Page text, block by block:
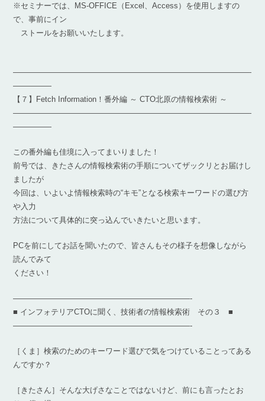
※セミナーでは、MS-OFFICE（Excel、Access）を使用しますの
で、事前にイン
ストールをお願いいたします。
―――――――――――――――――――――――――――――――
―――――
【７】Fetch Information！番外編 ～ CTO北原の情報検索術 ～
―――――――――――――――――――――――――――――――
―――――
この番外編も佳境に入ってまいりました！
前号では、きたさんの情報検索術の手順についてザックリとお届けし
ましたが
今回は、いよいよ情報検索時の“キモ”となる検索キーワードの選び方
や入力
方法について具体的に突っ込んでいきたいと思います。
PCを前にしてお話を聞いたので、皆さんもその様子を想像しながら
読んでみて
ください！
———————————————————————-
■ インフォテリアCTOに聞く、技術者の情報検索術 その３ ■
———————————————————————-
［くま］検索のためのキーワード選びで気をつけていることってある
んですか？
［きたさん］そんな大げさなことではないけど、前にも言ったとお